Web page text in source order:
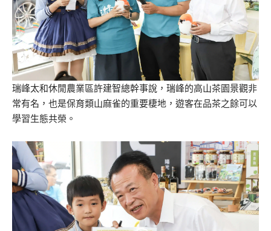
瑞峰太和休閒農業區許建智總幹事說，瑞峰的高山茶園景觀非
常有名，也是保育類山麻雀的重要棲地，遊客在品茶之餘可以
學習生態共榮。